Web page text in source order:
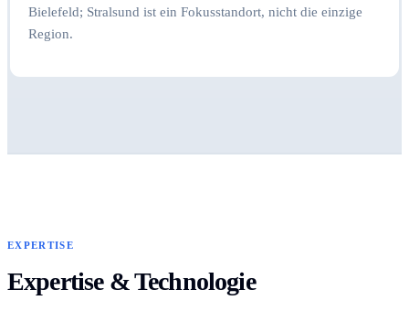
Bielefeld; Stralsund ist ein Fokusstandort, nicht die einzige
Region.
EXPERTISE
Expertise & Technologie